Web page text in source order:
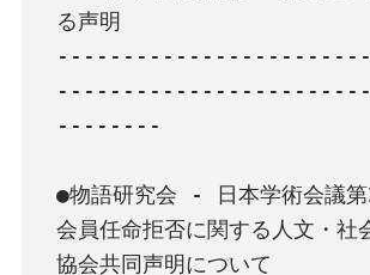
る声明
--------
●物語研究会 - 日本学術会議
会員任命拒否に関する人文・社